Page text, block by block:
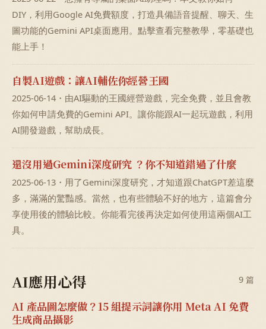
DIY，利用Google AI免費額度，打造具備語音提醒、聊天、生
圖功能的Gemini API桌面應用。點擊查看完整教學，零基礎也
能上手！
自製AI遊戲：讓AI輔佐你經營王國
2025-06-14・由AI驅動的王國經營遊戲，完全免費，並且會教
你如何申請免費的Gemini API。讓你能跟AI一起玩遊戲，利用
AI開發遊戲，幫助成長。
還沒用過Gemini深度研究 ？你不知道錯過了什麼
2025-06-13・用了Gemini深度研究，才知道跟ChatGPT差這麼
多，滿滿的驚豔感。當然，也有些體驗不好的地方，這篇會分
享使用後的體驗比較。你能看完後再決定如何使用這兩個AI工
具。
AI應用心得 9 篇
AI 產品圖怎麼做？15 組提示詞讓你用 Meta AI 免費
生成商品攝影